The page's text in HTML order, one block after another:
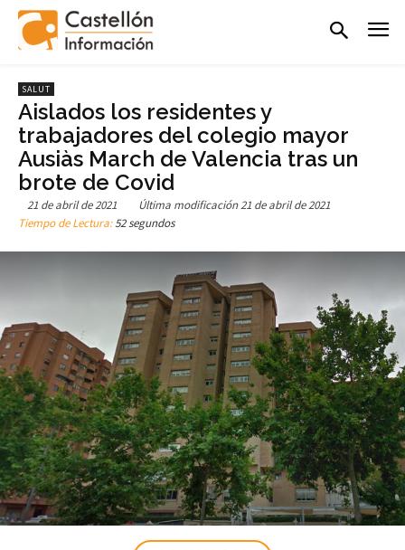
SALUT
Aislados los residentes y
trabajadores del colegio mayor
Ausiàs March de Valencia tras un
brote de Covid
21 de abril de 2021 Última modificación21 de abril de 2021
Tiempo de Lectura:52 segundos